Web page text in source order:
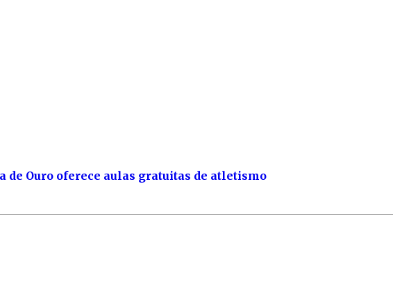
de Ouro oferece aulas gratuitas de atletismo